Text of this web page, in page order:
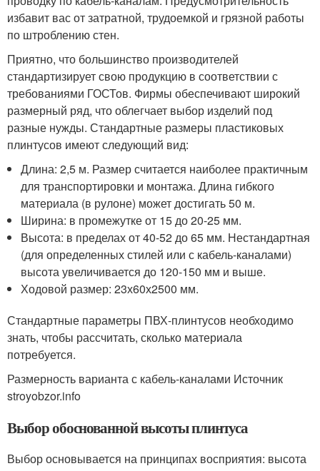
избавит вас от затратной, трудоемкой и грязной работы
по штроблению стен.
Приятно, что большинство производителей
стандартизирует свою продукцию в соответствии с
требованиями ГОСТов. Фирмы обеспечивают широкий
размерный ряд, что облегчает выбор изделий под
разные нужды. Стандартные размеры пластиковых
плинтусов имеют следующий вид:
Длина: 2,5 м. Размер считается наиболее практичным
для транспортировки и монтажа. Длина гибкого
материала (в рулоне) может достигать 50 м.
Ширина: в промежутке от 15 до 20-25 мм.
Высота: в пределах от 40-52 до 65 мм. Нестандартная
(для определенных стилей или с кабель-каналами)
высота увеличивается до 120-150 мм и выше.
Ходовой размер: 23х60х2500 мм.
Стандартные параметры ПВХ-плинтусов необходимо
знать, чтобы рассчитать, сколько материала
потребуется.
Размерность варианта с кабель-каналами Источник
stroyobzor.info
Выбор обоснованной высоты плинтуса
Выбор основывается на принципах восприятия: высота